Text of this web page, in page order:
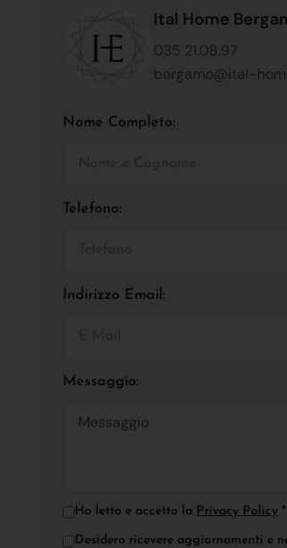
Ital Home
035 21.08.97
bergamo@ital-
Nome Completo:
Telefono:
Indirizzo Email:
Messaggio:
Ho letto e accetto la Privacy Policy *
Desidero ricevere aggiornamenti e